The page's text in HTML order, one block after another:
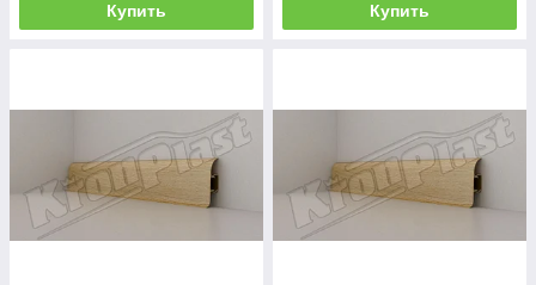
Купить Купить